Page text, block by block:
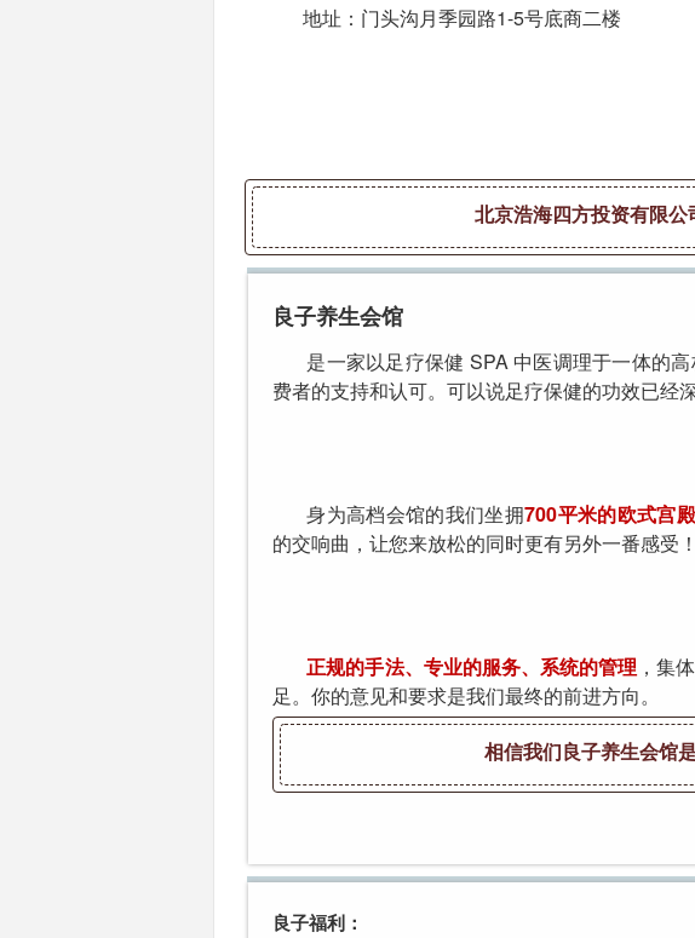
地址：门头沟月季园路1-5号底商二楼
北京浩海四方投资有限公
良子养生会馆
是一家以足疗保健 SPA 中医调理于一体的
费者的支持和认可。可以说足疗保健的功效已经深
身为高档会馆的我们坐拥700平米的欧式宫殿
的交响曲，让您来放松的同时更有另外一番感受！
正规的手法、专业的服务、系统的管理 ，集
足。你的意见和要求是我们最终的前进方向。
相信我们良子养生会馆
良子福利：